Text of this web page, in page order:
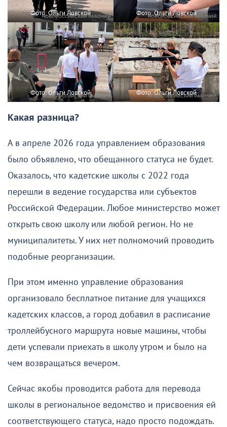
Фото: Ольги Ловской Фото: Ольги Ловской
Фото: Ольги Ловской Фото: Ольги Ловской
Какая разница?
А в апреле 2026 года управлением образования
было объявлено, что обещанного статуса не будет.
Оказалось, что кадетские школы с 2022 года
перешли в ведение государства или субъектов
Российской Федерации. Любое министерство может
открыть свою школу или любой регион. Но не
муниципалитеты. У них нет полномочий проводить
подобные реорганизации.
При этом именно управление образования
организовало бесплатное питание для учащихся
кадетских классов, а город добавил в расписание
троллейбусного маршрута новые машины, чтобы
дети успевали приехать в школу утром и было на
чем возвращаться вечером.
Сейчас якобы проводится работа для перевода
школы в региональное ведомство и присвоения ей
соответствующего статуса, надо просто подождать.